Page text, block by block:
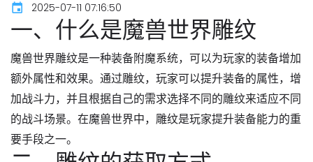
2025-07-11 07:16:50
一、什么是魔兽世界雕纹
魔兽世界雕纹是一种装备附魔系统，可以为玩家的装备增加
额外属性和效果。通过雕纹，玩家可以提升装备的属性，增
加战斗力，并且根据自己的需求选择不同的雕纹来适应不同
的战斗场景。在魔兽世界中，雕纹是玩家提升装备能力的重
要手段之一。